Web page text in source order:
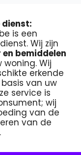
is een
Wij zijn
bemiddelen
woning. Wij
erkende
van uw
service is
wij
van de
van de